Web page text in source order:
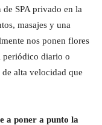
SPA privado en la
masajes y una
nos ponen flores
periódico diario o
alta velocidad que
a poner a punto la